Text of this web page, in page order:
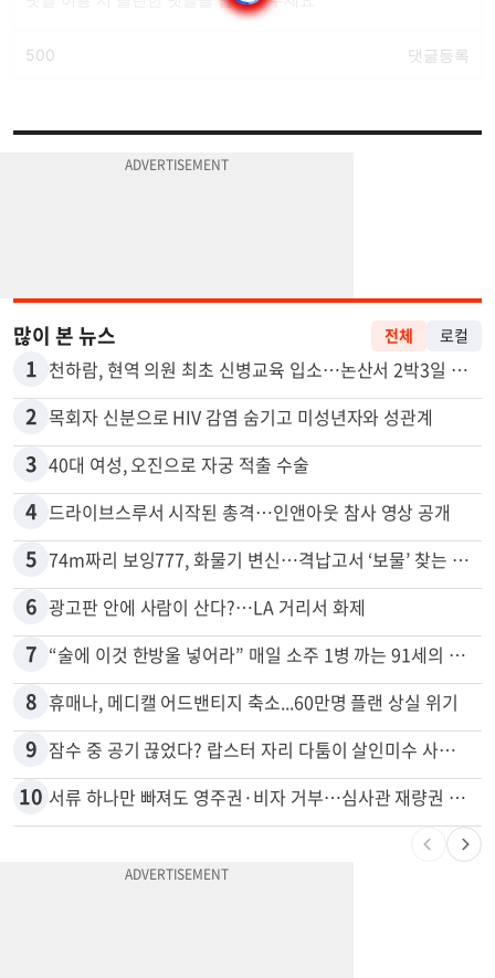
많이 본 뉴스
1
2 목회자 신분으로 HIV 감염 숨기고 미성년자와 성관계
3 40대 여성, 오진으로 자궁 적출 수술
4 드라이브스루서 시작된 총격…인앤아웃 참사 영상 공개
5
6 광고판 안에 사람이 산다?…LA 거리서 화제
7 “술에 이것 한방울 넣어라” 매일 소주 1병 까는 91세의 철칙
8 휴매나, 메디캘 어드밴티지 축소...60만명 플랜 상실 위기
9 잠수 중 공기 끊었다? 랍스터 자리 다툼이 살인미수 사건으로
서류 하나만 빠져도 영주권·비자 거부…심사관 재량권 대폭 확대